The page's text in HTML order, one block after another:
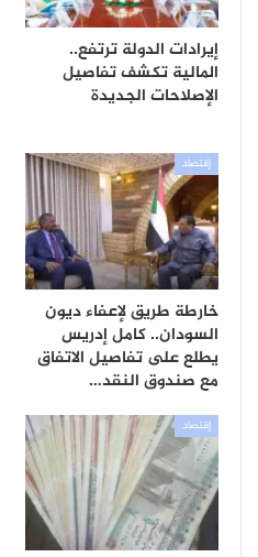
إيرادات الدولة ترتفع..
المالية تكشف تفاصيل
الإصلاحات الجديدة
إقتصاد
خارطة طريق لإعفاء ديون
السودان.. كامل إدريس
يطلع على تفاصيل الاتفاق
مع صندوق النقد…
إقتصاد